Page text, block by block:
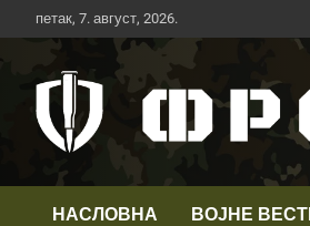
Скип
то
петак, 7. август, 2026.
НАСЛОВНА ВОЈНЕ